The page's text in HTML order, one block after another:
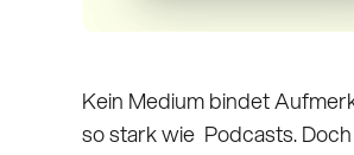
Kein Medium bindet
so stark wie Podcasts.